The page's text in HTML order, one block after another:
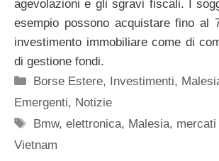
agevolazioni e gli sgravi fiscali. I
esempio possono acquistare fino al
investimento immobiliare come di
di gestione fondi.
Categorie
Borse Estere, Investimenti,
Emergenti, Notizie
Tag
Bmw,elettronica, Malesia,
Vietnam